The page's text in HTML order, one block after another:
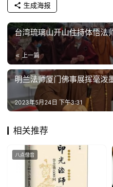
生成海报
台湾琉璃山开山住持体悟法
上一篇
明兰法师厦门佛事展挥毫泼
2023年5月24日 下午3:31
相关推荐
八点僧音